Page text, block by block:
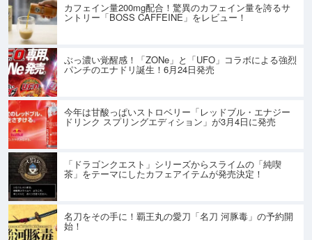
カフェイン量200mg配合！驚異のカフェイン量を誇るサ
ントリー「BOSS CAFFEINE」をレビュー！
ぶっ濃い覚醒感！「ZONe」と「UFO」コラボによる強烈
パンチのエナドリ誕生！6月24日発売
今年は甘酸っぱいストロベリー「レッドブル・エナジー
ドリンク スプリングエディション」が3月4日に発売
「ドラゴンクエスト」シリーズからスライムの「純喫
茶」をテーマにしたカフェアイテムが発売決定！
名刀をその手に！覇王丸の愛刀「名刀 河豚毒」の予約開
始！